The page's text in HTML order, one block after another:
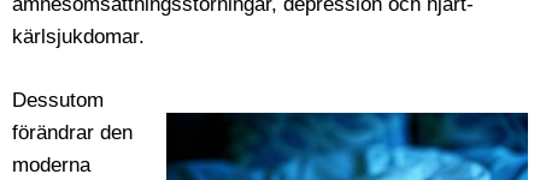
kärlsjukdomar.
Dessutom
förändrar den
moderna